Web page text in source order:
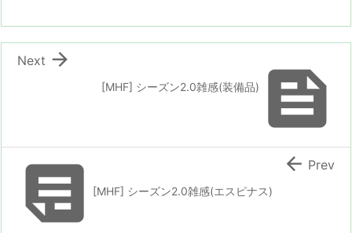

[MHF] シーズン2.0雑感(装備品)

Next
[MHF] シーズン2.0雑感(エスピナス)
 Prev